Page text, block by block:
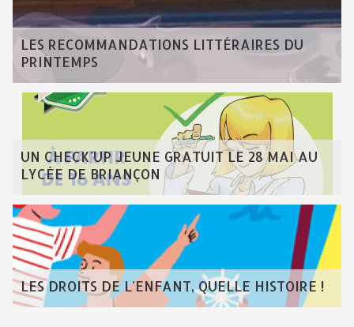
LES RECOMMANDATIONS LITTÉRAIRES DU
PRINTEMPS
UN CHECK'UP JEUNE GRATUIT LE 28 MAI AU
LYCÉE DE BRIANÇON
LES DROITS DE L'ENFANT, QUELLE HISTOIRE !